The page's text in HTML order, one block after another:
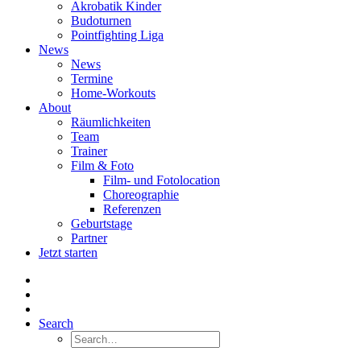
Akrobatik Kinder
Budoturnen
Pointfighting Liga
News
News
Termine
Home-Workouts
About
Räumlichkeiten
Team
Trainer
Film & Foto
Film- und Fotolocation
Choreographie
Referenzen
Geburtstage
Partner
Jetzt starten
Search